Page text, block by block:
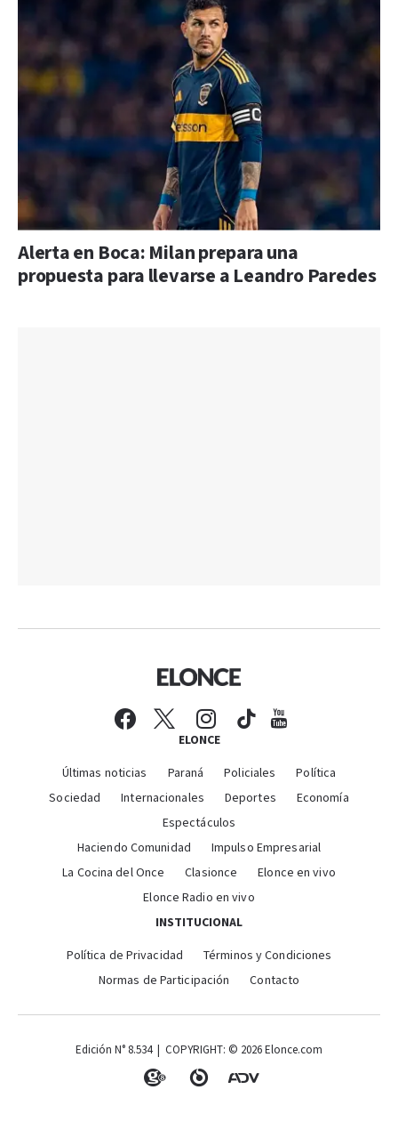
Alerta en Boca: Milan prepara una
propuesta para llevarse a Leandro Paredes
ELONCE
Últimas noticias Paraná Policiales
Política
Sociedad
Internacionales Deportes
Economía
Espectáculos
Haciendo Comunidad
Impulso Empresarial
La Cocina del Once
Clasionce
Elonce en vivo
Elonce Radio en vivo
INSTITUCIONAL
Política de Privacidad
Términos y Condiciones
Normas de Participación
Contacto
Edición N° 8.534 | COPYRIGHT: © 2026 Elonce.com